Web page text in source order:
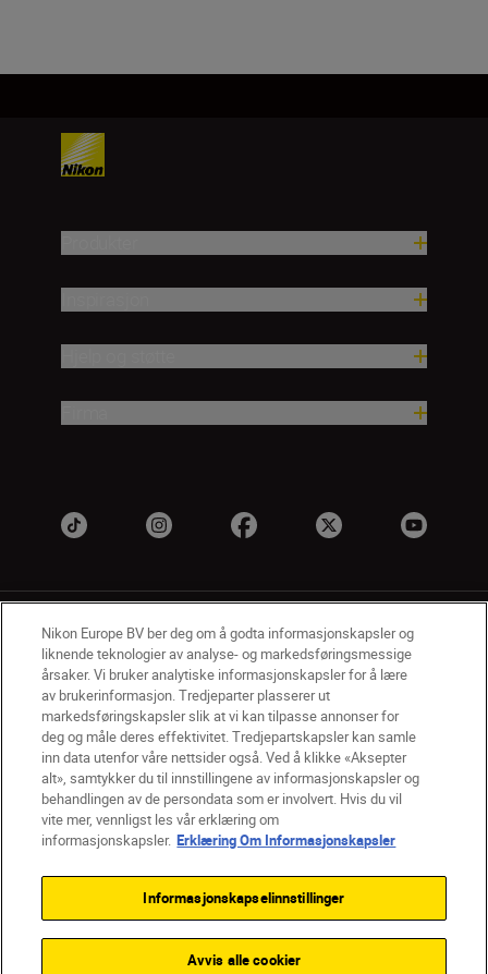
NO Nikon Sites
Kontakt oss Personvernerklæring
Bruksvilkår
Vilkår og betingelser for Nikon Store
Erklæring Om Informasjonskapsler
Tilgjengelighet
Innstillinger for informasjonskapsler
© 2026 Nikon
Back to top
Nikon Europe BV ber deg om å godta informasjonskapsler og
liknende teknologier av analyse- og markedsføringsmessige
årsaker. Vi bruker analytiske informasjonskapsler for å lære
av brukerinformasjon. Tredjeparter plasserer ut
markedsføringskapsler slik at vi kan tilpasse annonser for
deg og måle deres effektivitet. Tredjepartskapsler kan samle
inn data utenfor våre nettsider også. Ved å klikke «Aksepter
alt», samtykker du til innstillingene av informasjonskapsler og
behandlingen av de persondata som er involvert. Hvis du vil
vite mer, vennligst les vår erklæring om
informasjonskapsler. Erklæring Om Informasjonskapsler
Informasjonskapselinnstillinger
Avvis alle cookier